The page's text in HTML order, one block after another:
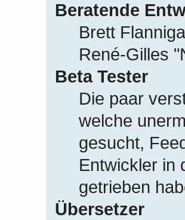
Beratende
Brett
René-Gilles
Beta Tester
Die paar
welche
gesucht,
Entwickler in
getrieben
Übersetzer